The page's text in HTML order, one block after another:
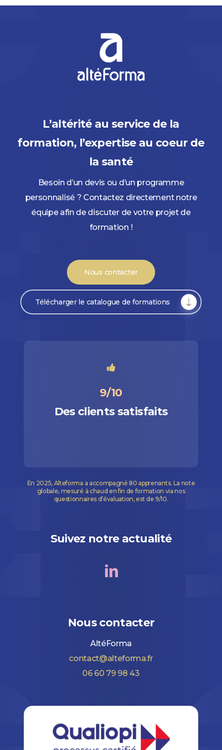
L’altérité au service de la
formation, l’expertise au coeur de
la santé
Besoin d’un devis ou d’un programme
personnalisé ? Contactez directement notre
équipe afin de discuter de votre projet de
formation !
Nous contacter
Télécharger le catalogue de formations
9/10
Des clients satisfaits
En 2025, Alteforma a accompagné 80 apprenants. La note
globale, mesuré à chaud en fin de formation via nos
questionnaires d’évaluation, est de 9/10.
Suivez notre actualité
Nous contacter
AltéForma
contact@alteforma.fr
06 60 79 98 43